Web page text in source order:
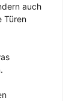
auch
Türen